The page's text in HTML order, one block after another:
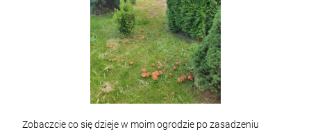
Zobaczcie co się dzieje w moim ogrodzie po zasadzeniu